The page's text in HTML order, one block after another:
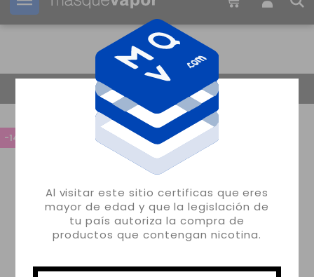
Al visitar este sitio certificas que eres
mayor de edad y que la legislación de
tu país autoriza la compra de
productos que contengan nicotina.
Tu pedido puede ser enviado en 25m: 39s
-14%